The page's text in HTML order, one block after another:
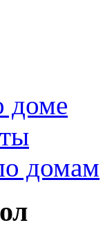
доме
домам